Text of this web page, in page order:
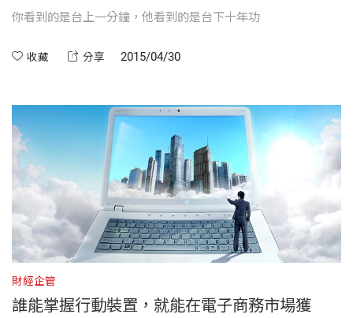
你看到的是台上一分鐘，他看到的是台下十年功
收藏 分享 2015/04/30
財經企管
誰能掌握行動裝置，就能在電子商務市場獲